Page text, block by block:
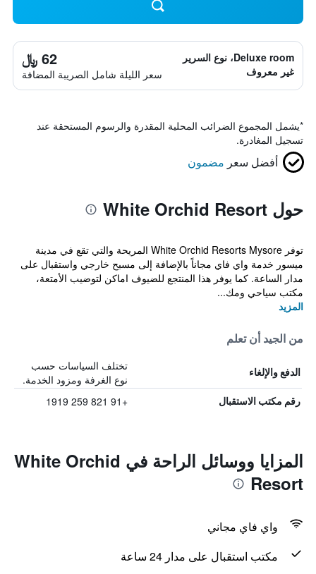
Deluxe room، نوع السرير
غير معروف
62 ﷼
سعر الليلة شامل الصريبة المضافة
*يشمل المجموع الضرائب المحلية المقدرة والرسوم المستحقة عند
تسجيل المغادرة.
أفضل سعر مضمون
حول White Orchid Resort
توفر White Orchid Resorts Mysore المريحة والتي تقع في مدينة
ميسور خدمة واي فاي مجاناً بالإضافة إلى مسبح خارجي واستقبال على
مدار الساعة. كما يوفر هذا المنتجع للضيوف اماكن لتوضيب الأمتعة،
مكتب سياحي ومك...
المزيد
من الجيد أن تعلم
الدفع والإلغاء
تختلف السياسات حسب
نوع الغرفة ومزود الخدمة.
رقم مكتب الاستقبال +91 821 259 1919
المزايا ووسائل الراحة في White Orchid
Resort
واي فاي مجاني
مكتب استقبال على مدار 24 ساعة